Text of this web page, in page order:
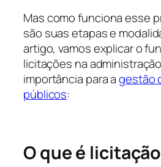
Mas como funciona esse
são suas etapas e
artigo, vamos explicar o
licitações na
importância para agestão
públicos:
O que é